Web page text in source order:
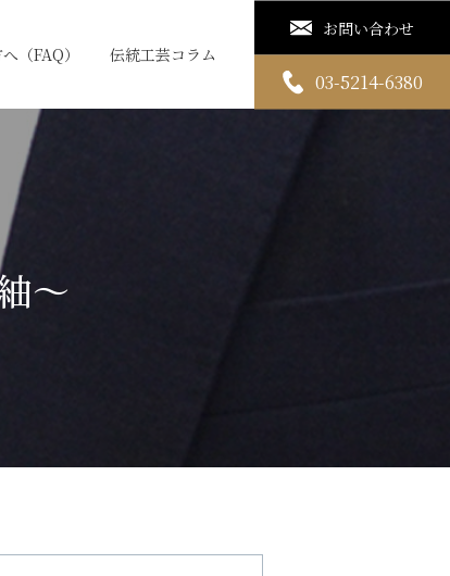
（FAQ） 伝統工芸コラム
お問い合わせ
03-5214-6380
～